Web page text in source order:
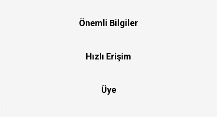
Önemli Bilgiler
Hızlı Erişim
Üye